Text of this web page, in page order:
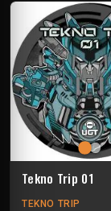
Tekno Trip 01
TEKNO TRIP